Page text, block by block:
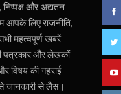
और अद्यतन
आपके लिए राजनीति,
महत्वपूर्ण खबरें
पत्रकार और लेखकों
विषय की गहराई
जानकारी से लैस।